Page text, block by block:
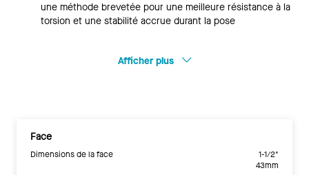
une méthode brevetée pour une meilleure résistance à la
torsion et une stabilité accrue durant la pose
Afficher plus
Face
Dimensions de la face
1-1/2"
43mm